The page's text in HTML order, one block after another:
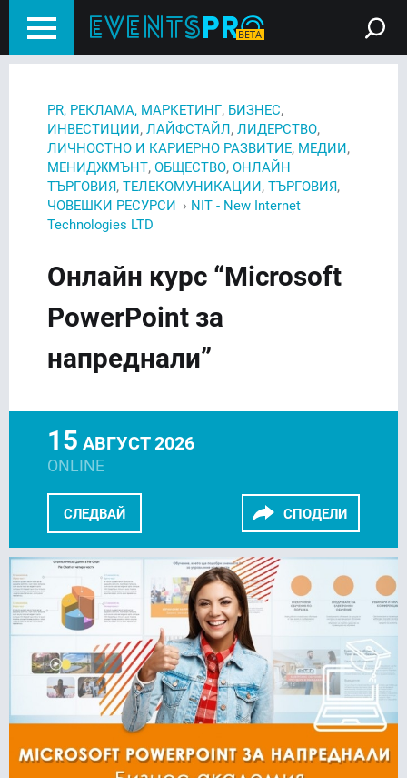
PR, РЕКЛАМА, МАРКЕТИНГ, БИЗНЕС,
ИНВЕСТИЦИИ, ЛАЙФСТАЙЛ, ЛИДЕРСТВО,
ЛИЧНОСТНО И КАРИЕРНО РАЗВИТИЕ, МЕДИИ,
МЕНИДЖМЪНТ, ОБЩЕСТВО, ОНЛАЙН
ТЪРГОВИЯ, ТЕЛЕКОМУНИКАЦИИ, ТЪРГОВИЯ,
ЧОВЕШКИ РЕСУРСИ › NIT - New Internet
Technologies LTD
Онлайн курс “Microsoft
PowerPoint за
напреднали”
СЛЕДВАЙ СПОДЕЛИ
15 АВГУСТ 2026
ONLINE
FACEBOOK LINKEDIN